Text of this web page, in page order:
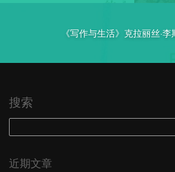
《写作与生活》克拉丽丝·
搜索
近期文章